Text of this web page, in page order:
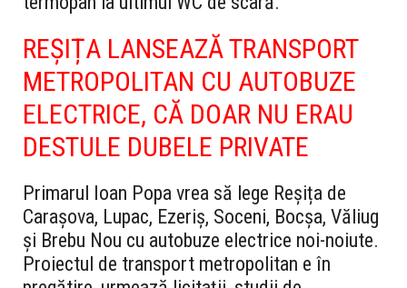
REȘIȚA LANSEAZĂ TRANSPORT
METROPOLITAN CU AUTOBUZE
ELECTRICE, CĂ DOAR NU ERAU
DESTULE DUBELE PRIVATE
Primarul Ioan Popa vrea să lege Reșița de
Carașova, Lupac, Ezeriș, Soceni, Bocșa, Văliug
și Brebu Nou cu autobuze electrice noi-noiute.
Proiectul de transport metropolitan e în